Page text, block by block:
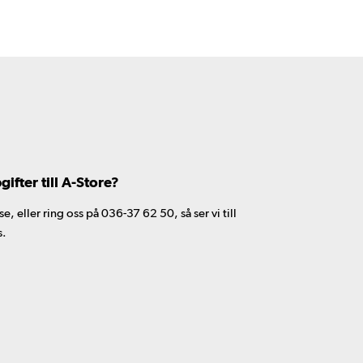
till A-Store?
eller ring oss på 036-37 62 50, så ser vi till